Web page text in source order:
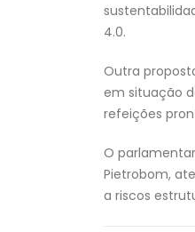
4.0.
Outra
em situação
refeições
O
Pietrobom,
a riscos